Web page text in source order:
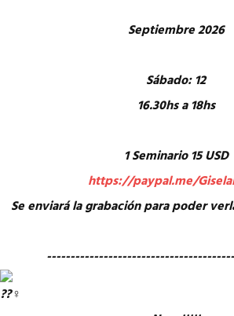
Septiembre 2026
Sábado: 12
16.30hs a 18hs
1 Seminario 15 USD
https://paypal.me/
Se enviará la grabación para poder